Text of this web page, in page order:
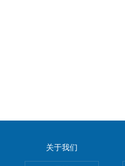
关于我们